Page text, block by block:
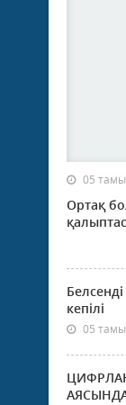
05
Ортақ
кепілі
05